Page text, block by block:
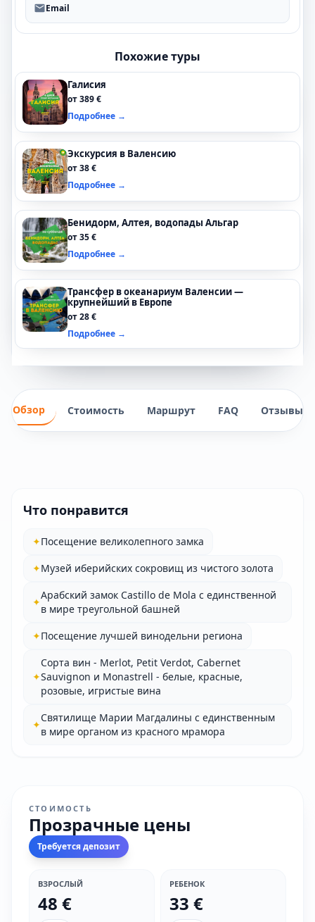
Email
Похожие туры
Галисия
от 389 €
Подробнее →
Экскурсия в Валенсию
от 38 €
Подробнее →
Бенидорм, Алтея, водопады Альгар
от 35 €
Подробнее →
Трансфер в океанариум Валенсии —
крупнейший в Европе
от 28 €
Подробнее →
Обзор Стоимость Маршрут FAQ Отзывы
Что понравится
✦Посещение великолепного замка
✦Музей иберийских сокровищ из чистого золота
✦
Арабский замок Castillo de Mola с единственной
в мире треугольной башней
✦Посещение лучшей винодельни региона
✦
Сорта вин - Merlot, Petit Verdot, Cabernet
Sauvignon и Monastrell - белые, красные,
розовые, игристые вина
✦
Святилище Марии Магдалины с единственным
в мире органом из красного мрамора
СТОИМОСТЬ
Прозрачные цены
Требуется депозит
ВЗРОСЛЫЙ
48 €
РЕБЕНОК
33 €